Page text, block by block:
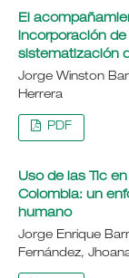
El
incorporación
sistematización
Jorge Winston
Herrera
PDF
Uso de las Tic
Colombia: un
humano
Jorge Enrique
Fernández,